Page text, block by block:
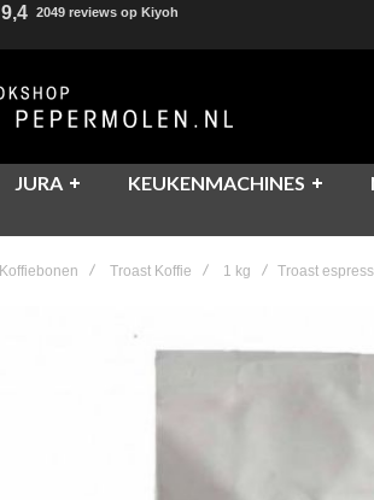
9,4 2049 reviews op Kiyoh
JURA KEUKENMACHINES
Koffiebonen Troast Koffie 1 kg Troast